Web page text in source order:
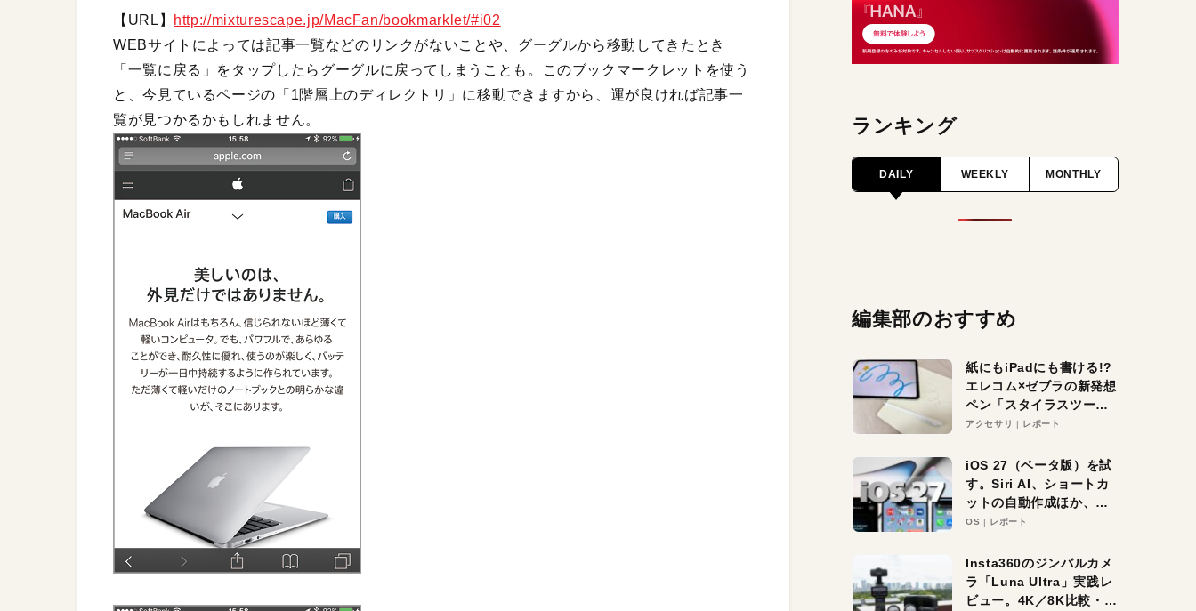
【URL】
http://mixturescape.jp/MacFan/bookmarklet/#i02
WEBサイトによっては記事一覧などのリンクがないことや、グーグルから移動してきたとき
「一覧に戻る」をタップしたらグーグルに戻ってしまうことも。このブックマークレットを使う
と、今見ているページの「1階層上のディレクトリ」に移動できますから、運が良ければ記事一
覧が見つかるかもしれません。
ランキング
DAILY WEEKLY MONTHLY
編集部のおすすめ
紙にもiPadにも書ける!?
エレコム×ゼブラの新発想
ペン「スタイラスツーウ
ェイ」レビュー。持ち替
アクセサリ レポート
iOS 27（ベータ版）を試
す。Siri AI、ショートカ
ットの自動作成ほか、期
待大の便利機能5選。
る未来はすぐそこ！
OS レポート
Insta360のジンバルカメ
ラ「Luna Ultra」実践レ
ビュー。4K／8K比較・ズ